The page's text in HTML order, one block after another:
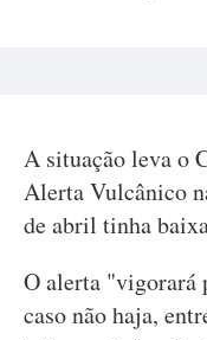
A situação leva o
Alerta Vulcânico
de abril tinha
O alerta "vigorará
caso não haja,